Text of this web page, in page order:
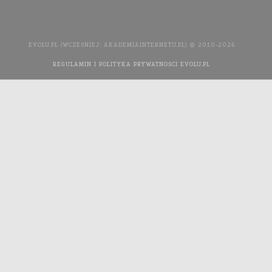
EVOLU.PL (WCZEŚNIEJ: AKADEMIAINTERNETU.PL) © 2010-2026
REGULAMIN I POLITYKA PRYWATNOŚCI EVOLU.PL